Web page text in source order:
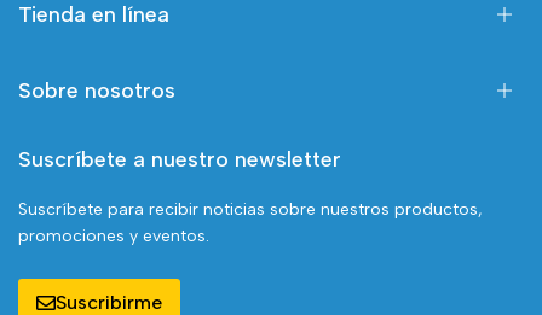
Tienda en línea
Sobre nosotros
Suscríbete a nuestro newsletter
Suscríbete para recibir noticias sobre nuestros productos,
promociones y eventos.
Suscribirme